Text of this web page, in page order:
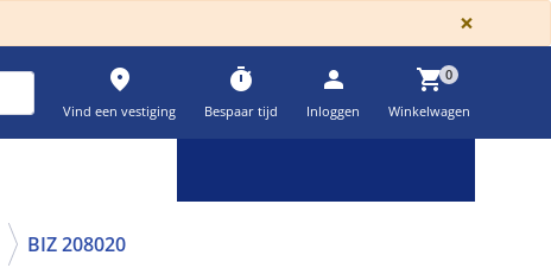
×
place
Vind een vestiging
timer
Bespaar tijd
person
Inloggen
shopping_cart0
Winkelwagen
BIZ 208020